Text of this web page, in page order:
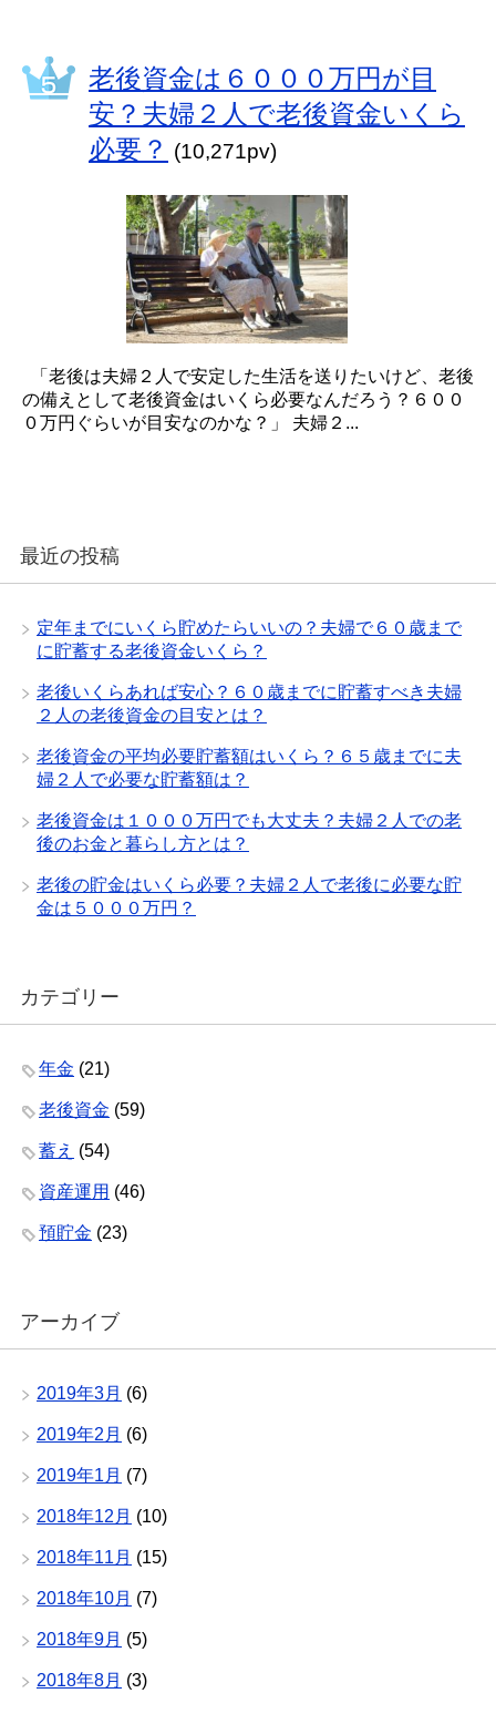
老後資金は６０００万円が目
安？夫婦２人で老後資金いくら
必要？ (10,271pv)
「老後は夫婦２人で安定した生活を送りたいけど、老後
の備えとして老後資金はいくら必要なんだろう？６００
０万円ぐらいが目安なのかな？」 夫婦２...
最近の投稿
定年までにいくら貯めたらいいの？夫婦で６０歳まで
に貯蓄する老後資金いくら？
老後いくらあれば安心？６０歳までに貯蓄すべき夫婦
２人の老後資金の目安とは？
老後資金の平均必要貯蓄額はいくら？６５歳までに夫
婦２人で必要な貯蓄額は？
老後資金は１０００万円でも大丈夫？夫婦２人での老
後のお金と暮らし方とは？
老後の貯金はいくら必要？夫婦２人で老後に必要な貯
金は５０００万円？
カテゴリー
年金 (21)
老後資金 (59)
蓄え (54)
資産運用 (46)
預貯金 (23)
アーカイブ
2019年3月 (6)
2019年2月 (6)
2019年1月 (7)
2018年12月 (10)
2018年11月 (15)
2018年10月 (7)
2018年9月 (5)
2018年8月 (3)